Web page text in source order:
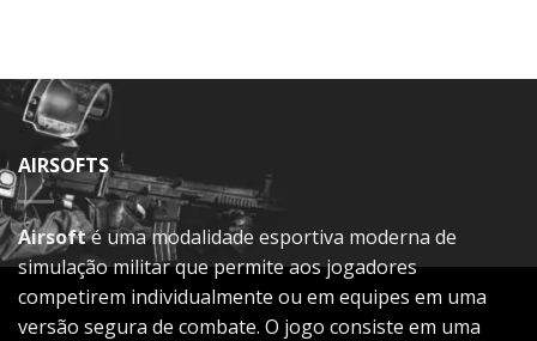
AIRSOFTS
Airsofté uma modalidade esportiva moderna de
simulação militar que permite aos jogadores
competirem individualmente ou em equipes em uma
versão segura de combate. O jogo consiste em uma